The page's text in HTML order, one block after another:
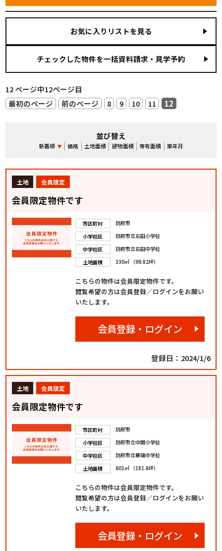
お気に入りリストを見る
12 ページ中12ページ目
最初のページ
前のページ 8 9 10 11 12
並び替え
新着順 価格 土地面積 建物面積 専有面積 築年月
土地 会員限定
会員限定物件です
市区町村
防府市
小学校区
防府市立右田小学校
中学校区
防府市立右田中学校
土地面積
330㎡ （99.82坪）
こちらの物件は会員限定物件です。
閲覧希望の方は会員登録／ログインをお願い
いたします。
会員登録・ログイン
登録日：2024/1/6
土地 会員限定
会員限定物件です
市区町村
防府市
小学校区
防府市立中関小学校
中学校区
防府市立華陽中学校
土地面積
601㎡ （181.8坪）
こちらの物件は会員限定物件です。
閲覧希望の方は会員登録／ログインをお願い
いたします。
会員登録・ログイン